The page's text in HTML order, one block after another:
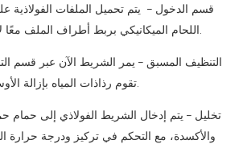
قسم الدخول – يتم تحميل الملفات الفولاذية
اللحام الميكانيكي بربط أطراف الملف معًا لإنشاء شريط مستمر.
التنظيف المسبق – يمر الشريط الآن عبر قسم
تقوم رذاذات المياه بإزالة الأوساخ والحطام السائب.
تخليل – يتم إدخال الشريط الفولاذي إلى حمام
والأكسدة، مع التحكم في تركيز ودرجة